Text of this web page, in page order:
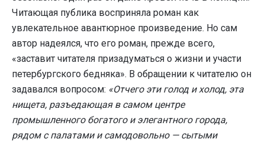
Читающая публика восприняла роман как
увлекательное авантюрное произведение. Но сам
автор надеялся, что его роман, прежде всего,
«заставит читателя призадуматься о жизни и участи
петербургского бедняка». В обращении к читателю он
задавался вопросом: «Отчего эти голод и холод, эта
нищета, разъедающая в самом центре
промышленного богатого и элегантного города,
рядом с палатами и самодовольно — сытыми